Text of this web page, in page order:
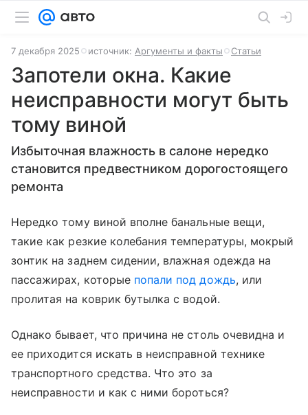
7 декабря 2025 источник: Аргументы и факты Статьи
Запотели окна. Какие
неисправности могут быть
тому виной
Избыточная влажность в салоне нередко
становится предвестником дорогостоящего
ремонта
Нередко тому виной вполне банальные вещи,
такие как резкие колебания температуры, мокрый
зонтик на заднем сидении, влажная одежда на
пассажирах, которые попали под дождь, или
пролитая на коврик бутылка с водой.
Однако бывает, что причина не столь очевидна и
ее приходится искать в неисправной технике
транспортного средства. Что это за
неисправности и как с ними бороться?